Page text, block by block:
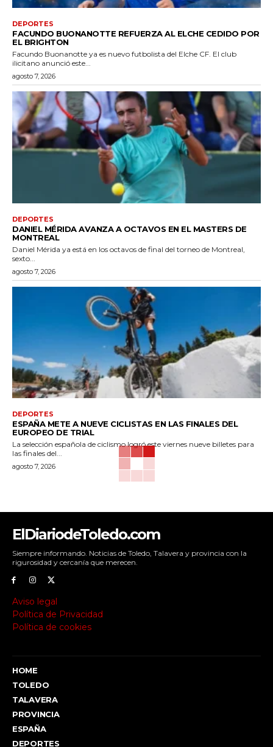
DEPORTES
FACUNDO BUONANOTTE REFUERZA AL ELCHE CEDIDO POR
EL BRIGHTON
Facundo Buonanotte ya es nuevo futbolista del Elche CF. El club
ilicitano anunció este...
agosto 7, 2026
DEPORTES
DANIEL MÉRIDA AVANZA A OCTAVOS EN EL MASTERS DE
MONTREAL
Daniel Mérida ya está en los octavos de final del torneo de Montreal,
sexto...
agosto 7, 2026
DEPORTES
ESPAÑA METE A NUEVE CICLISTAS EN LAS FINALES DEL
EUROPEO DE TRIAL
La selección española de ciclismo logró este viernes nueve billetes para
las finales del...
agosto 7, 2026
ElDiariodeToledo.com
Siempre informando. Noticias de Toledo, Talavera y provincia con la
rigurosidad y cercanía que merecen.
Aviso legal
Política de Privacidad
Política de cookies
HOME
TOLEDO
TALAVERA
PROVINCIA
ESPAÑA
DEPORTES